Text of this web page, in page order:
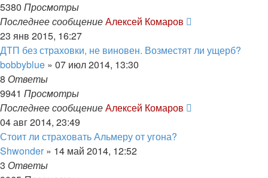
5380 Просмотры
Последнее сообщениеАлексей Комаров
23 янв 2015, 16:27
ДТП без страховки, не виновен. Возместят ли ущерб?
bobbyblue » 07 июл 2014, 13:30
8 Ответы
9941 Просмотры
Последнее сообщениеАлексей Комаров
04 авг 2014, 23:49
Стоит ли страховать Альмеру от угона?
Shwonder » 14 май 2014, 12:52
3 Ответы